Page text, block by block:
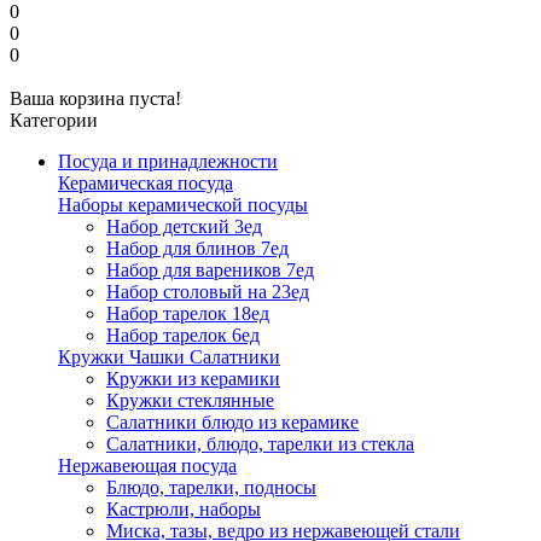
0
0
0
Ваша корзина пуста!
Категории
Посуда и принадлежности
Керамическая посуда
Наборы керамической посуды
Набор детский 3ед
Набор для блинов 7ед
Набор для вареников 7ед
Набор столовый на 23ед
Набор тарелок 18ед
Набор тарелок 6ед
Кружки Чашки Салатники
Кружки из керамики
Кружки стеклянные
Салатники блюдо из керамике
Салатники, блюдо, тарелки из стекла
Нержавеющая посуда
Блюдо, тарелки, подносы
Кастрюли, наборы
Миска, тазы, ведро из нержавеющей стали